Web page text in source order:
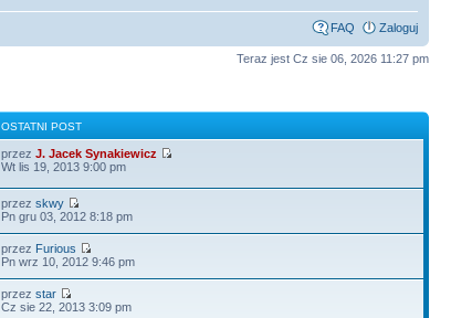
FAQ Zaloguj
Teraz jest Cz sie 06, 2026 11:27 pm
OSTATNI POST
przezJ. Jacek Synakiewicz
Wt lis 19, 2013 9:00 pm
przezskwy
Pn gru 03, 2012 8:18 pm
przez Furious
Pn wrz 10, 2012 9:46 pm
przezstar
Cz sie 22, 2013 3:09 pm